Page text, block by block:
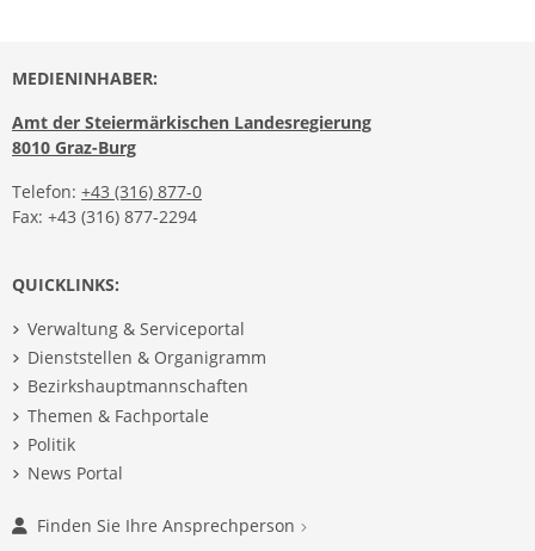
MEDIENINHABER:
Amt der Steiermärkischen Landesregierung
8010 Graz-Burg
Telefon: +43 (316) 877-0
Fax: +43 (316) 877-2294
QUICKLINKS:
Verwaltung & Serviceportal
Dienststellen & Organigramm
Bezirkshauptmannschaften
Themen & Fachportale
Politik
News Portal
Finden Sie Ihre Ansprechperson